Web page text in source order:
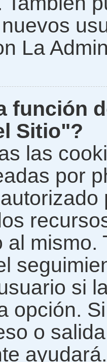
La
función
Sitio"?
las
por
al mismo.
si
opción.
o
ayudará.